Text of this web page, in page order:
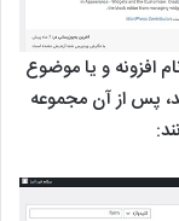
افزونه و یا موضوع
پس از آن مجموعه